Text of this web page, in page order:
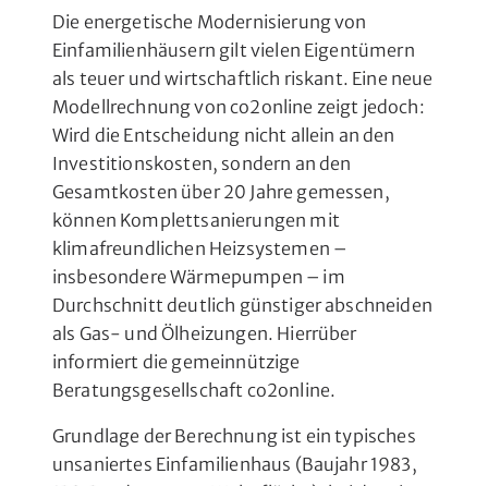
Die energetische Modernisierung von
Einfamilienhäusern gilt vielen Eigentümern
als teuer und wirtschaftlich riskant. Eine neue
Modellrechnung von co2online zeigt jedoch:
Wird die Entscheidung nicht allein an den
Investitionskosten, sondern an den
Gesamtkosten über 20 Jahre gemessen,
können Komplettsanierungen mit
klimafreundlichen Heizsystemen –
insbesondere Wärmepumpen – im
Durchschnitt deutlich günstiger abschneiden
als Gas- und Ölheizungen. Hierrüber
informiert die gemeinnützige
Beratungsgesellschaft co2online.
Grundlage der Berechnung ist ein typisches
unsaniertes Einfamilienhaus (Baujahr 1983,